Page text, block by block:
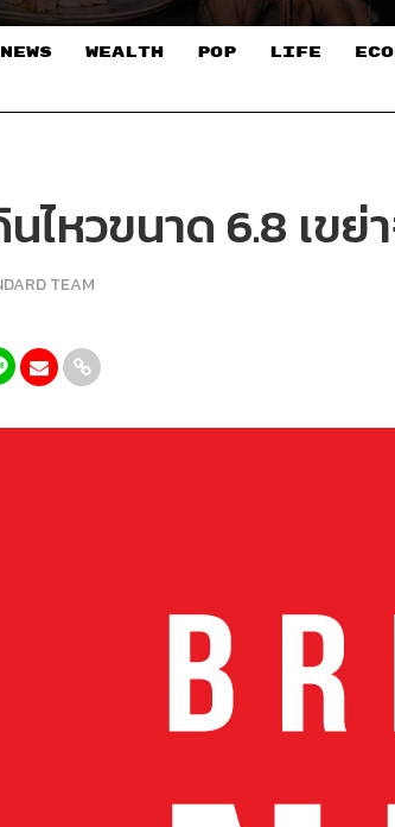
NEWS WEALTH POP LIFE
ไหวขนาด 6.8 เข
TEAM